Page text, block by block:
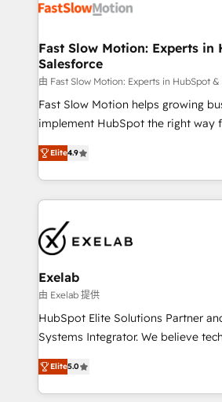
digitaweb.com
design, implement, and optimise
services include: - Choosing the right HubSpot
package for your business - Full CRM, Marketing, and
Sales Hub implementations - Custom dashboards
and reporting - Workflow automation and data
clean-up - Sales enablement and team training -
Leeds and London, we partner with
UK who are ready to turn
Fast Slow Motion: Experts in
Salesforce
由 Fast Slow Motion: Experts in HubSpot
Fast Slow Motion helps growing
implement HubSpot the right way
with the flexibility to scale as
Highly certified in both HubSpot
bring deep experience in CRM
integrations, and data migration
market and enterprise
combines strong technical
business perspective. Many of our
scaled businesses themselves,
understanding of what owners and
as their systems, data, and
range of industries, including
B2B services, manufacturing,
Elite4.9
Exelab
由 Exelab 提供
HubSpot Elite Solutions Partner
Systems Integrator. We believe technology should
serve business strategy, not the
Every engagement begins with
customer journey mapping, and
Elite5.0